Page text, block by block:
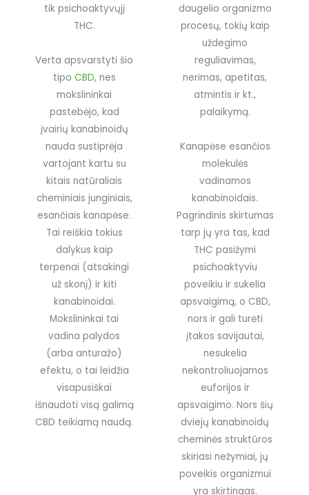
tik psichoaktyvųjį
THC.
Verta apsvarstyti šio
tipo CBD, nes
mokslininkai
pastebėjo, kad
įvairių kanabinoidų
nauda sustiprėja
vartojant kartu su
kitais natūraliais
cheminiais junginiais,
esančiais kanapėse.
Tai reiškia tokius
dalykus kaip
terpenai (atsakingi
už skonį) ir kiti
kanabinoidai.
Mokslininkai tai
vadina palydos
(arba anturažo)
efektu, o tai leidžia
visapusiškai
išnaudoti visą galimą
CBD teikiamą naudą.
daugelio organizmo
procesų, tokių kaip
uždegimo
reguliavimas,
nerimas, apetitas,
atmintis ir kt.,
palaikymą.
Kanapėse esančios
molekulės
vadinamos
kanabinoidais.
Pagrindinis skirtumas
tarp jų yra tas, kad
THC pasižymi
psichoaktyviu
poveikiu ir sukelia
apsvaigimą, o CBD,
nors ir gali turėti
įtakos savijautai,
nesukelia
nekontroliuojamos
euforijos ir
apsvaigimo. Nors šių
dviejų kanabinoidų
cheminės struktūros
skiriasi nežymiai, jų
poveikis organizmui
yra skirtingas.